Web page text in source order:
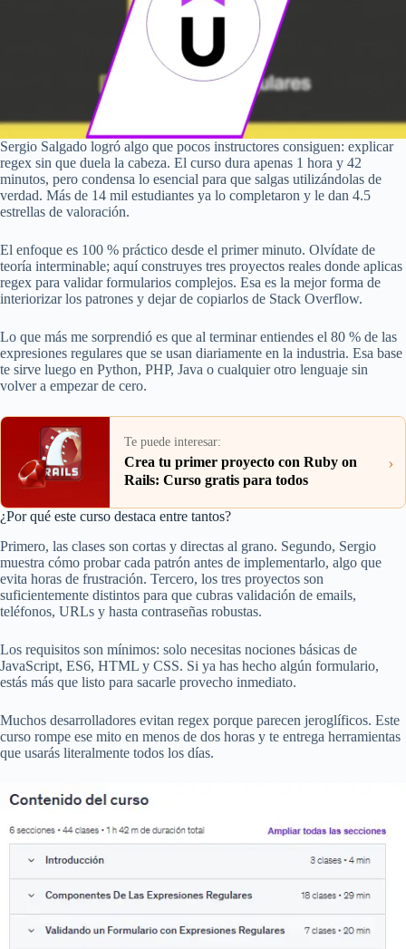
Sergio Salgado logró algo que pocos instructores consiguen: explicar
regex sin que duela la cabeza. El curso dura apenas 1 hora y 42
minutos, pero condensa lo esencial para que salgas utilizándolas de
verdad. Más de 14 mil estudiantes ya lo completaron y le dan 4.5
estrellas de valoración.
El enfoque es 100 % práctico desde el primer minuto. Olvídate de
teoría interminable; aquí construyes tres proyectos reales donde aplicas
regex para validar formularios complejos. Esa es la mejor forma de
interiorizar los patrones y dejar de copiarlos de Stack Overflow.
Lo que más me sorprendió es que al terminar entiendes el 80 % de las
expresiones regulares que se usan diariamente en la industria. Esa base
te sirve luego en Python, PHP, Java o cualquier otro lenguaje sin
volver a empezar de cero.
Te puede interesar:
Crea tu primer proyecto con Ruby on
Rails: Curso gratis para todos
›
¿Por qué este curso destaca entre tantos?
Primero, las clases son cortas y directas al grano. Segundo, Sergio
muestra cómo probar cada patrón antes de implementarlo, algo que
evita horas de frustración. Tercero, los tres proyectos son
suficientemente distintos para que cubras validación de emails,
teléfonos, URLs y hasta contraseñas robustas.
Los requisitos son mínimos: solo necesitas nociones básicas de
JavaScript, ES6, HTML y CSS. Si ya has hecho algún formulario,
estás más que listo para sacarle provecho inmediato.
Muchos desarrolladores evitan regex porque parecen jeroglíficos. Este
curso rompe ese mito en menos de dos horas y te entrega herramientas
que usarás literalmente todos los días.